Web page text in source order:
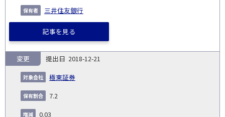
三井住友銀行
記事を見る
2018-12-21
極東証券
変更
7.2
0.03